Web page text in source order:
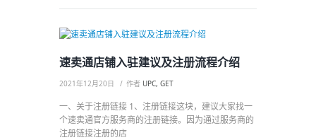
速卖通店铺入驻建议及注册流程介绍
2021年12月20日 作者 UPC, GET
一、关于注册链接 1、注册链接这块，建议大家找一
个速卖通官方服务商的注册链接。因为通过服务商的
注册链接注册的店